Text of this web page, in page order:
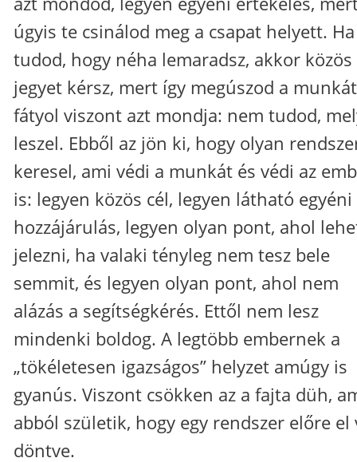
úgyis te csinálod meg a csapat helyett. Ha
tudod, hogy néha lemaradsz, akkor közös
jegyet kérsz, mert így megúszod a
fátyol viszont azt mondja: nem tudod,
leszel. Ebből az jön ki, hogy olyan
keresel, ami védi a munkát és védi az
is: legyen közös cél, legyen látható egyéni
hozzájárulás, legyen olyan pont, ahol
jelezni, ha valaki tényleg nem tesz bele
semmit, és legyen olyan pont, ahol nem
alázás a segítségkérés. Ettől nem lesz
mindenki boldog. A legtöbb embernek a
„tökéletesen igazságos” helyzet amúgy is
gyanús. Viszont csökken az a fajta düh,
abból születik, hogy egy rendszer előre el
döntve.